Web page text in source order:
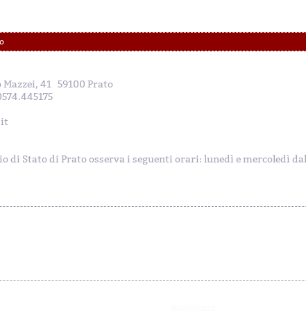
Mazzei, 41 59100 Prato
di Stato di Prato osserva i seguenti orari: lunedì e mercoledì